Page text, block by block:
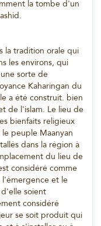
la tombe d'un
la tradition orale qui
les environs, qui
sorte de
Kaharingan du
a été construit. bien
de l'islam. Le lieu de
bienfaits religieux
peuple Maanyan
dans la région à
du lieu de
considéré comme
et le
soient
considéré
se soit produit qui